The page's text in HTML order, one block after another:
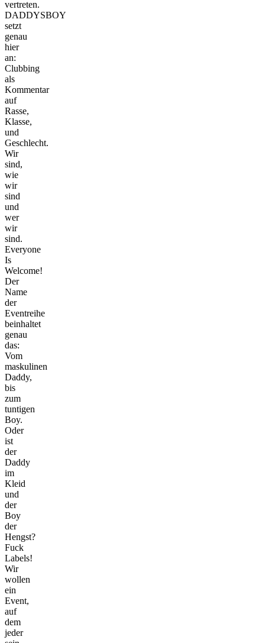
vertreten.
DADDYSBOY
setzt
genau
hier
an:
Clubbing
als
Kommentar
auf
Rasse,
Klasse,
und
Geschlecht.
Wir
sind,
wie
wir
sind
und
wer
wir
sind.
Everyone
Is
Welcome!
Der
Name
der
Eventreihe
beinhaltet
genau
das:
Vom
maskulinen
Daddy,
bis
zum
tuntigen
Boy.
Oder
ist
der
Daddy
im
Kleid
und
der
Boy
der
Hengst?
Fuck
Labels!
Wir
wollen
ein
Event,
auf
dem
jeder